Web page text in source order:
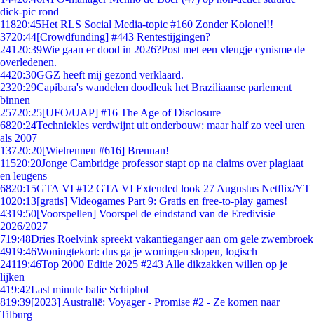
dick-pic rond
11820:45Het RLS Social Media-topic #160 Zonder Kolonel!!
3720:44[Crowdfunding] #443 Rentestijgingen?
241 20:39Wie gaan er dood in 2026?Post met een vleugje cynisme de
overledenen.
4420:30GGZ heeft mij gezond verklaard.
2320:29Capibara's wandelen doodleuk het Braziliaanse parlement
binnen
25720:25[UFO/UAP] #16 The Age of Disclosure
6820:24Techniekles verdwijnt uit onderbouw: maar half zo veel uren
als 2007
13720:20[Wielrennen #616] Brennan!
11520:20Jonge Cambridge professor stapt op na claims over plagiaat
en leugens
6820:15GTA VI #12 GTA VI Extended look 27 Augustus Netflix/YT
1020:13[gratis] Videogames Part 9: Gratis en free-to-play games!
4319:50[Voorspellen] Voorspel de eindstand van de Eredivisie
2026/2027
719:48Dries Roelvink spreekt vakantieganger aan om gele zwembroek
4919:46Woningtekort: dus ga je woningen slopen, logisch
24119:46Top 2000 Editie 2025 #243 Alle dikzakken willen op je
lijken
419:42Last minute balie Schiphol
819:39[2023] Australië: Voyager - Promise #2 - Ze komen naar
Tilburg